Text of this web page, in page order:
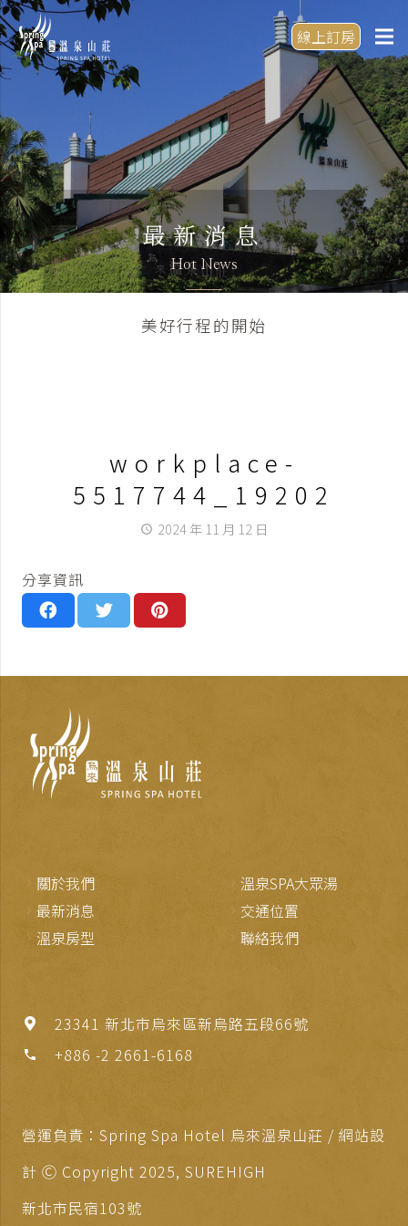
線上訂房
最新消息
Hot News
美好行程的開始
workplace-
5517744_19202
access_time 2024 年 11 月 12 日
分享資訊
關於我們
最新消息
溫泉房型
溫泉SPA大眾湯
交通位置
聯絡我們
23341 新北市烏來區新烏路五段66號
phone +886 -2 2661-6168
營運負責：Spring Spa Hotel 烏來溫泉山莊 / 網站設
計 Ⓒ Copyright 2025, SUREHIGH
新北市民宿103號